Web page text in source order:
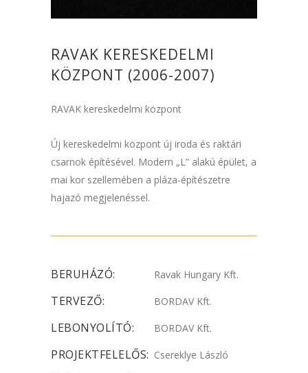
RAVAK KERESKEDELMI
KÖZPONT (2006-2007)
RAVAK kereskedelmi központ
Új kereskedelmi központ új iroda és raktári
csarnok építésével. Modern „L” alakú épület, a
mai kor szellemében a pláza-építészetre
hajazó megjelenéssel.
BERUHÁZÓ: Ravak Hungary Kft.
TERVEZŐ: BORDAV Kft.
LEBONYOLÍTÓ: BORDAV Kft.
PROJEKTFELELŐS: Csereklye László